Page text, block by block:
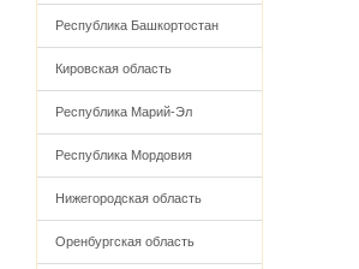
Республика Башкортостан
Кировская область
Республика Марий-Эл
Республика Мордовия
Нижегородская область
Оренбургская область